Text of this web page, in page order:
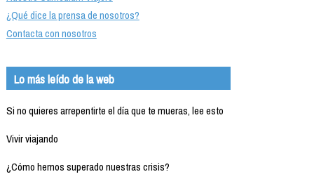
¿Qué dice la prensa de nosotros?
Contacta con nosotros
Lo más leído de la web
Si no quieres arrepentirte el día que te mueras, lee esto
Vivir viajando
¿Cómo hemos superado nuestras crisis?